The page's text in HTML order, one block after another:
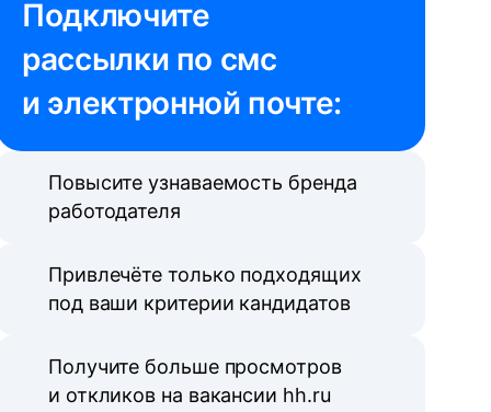
Подключите
рассылки по смс
и электронной почте:
Повысите узнаваемость бренда
работодателя
Привлечёте только подходящих
под ваши критерии кандидатов
Получите больше просмотров
и откликов на вакансии hh.ru